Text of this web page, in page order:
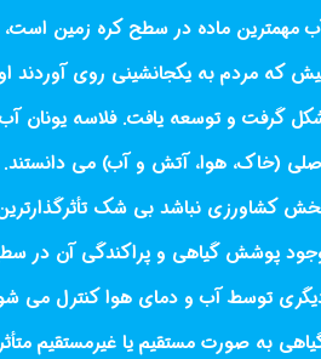
که مردم به یکجانشینی روی آوردند
گرفت و توسعه یافت. فلاسه یونان آب
(خاک، هوا، آتش و آب) می دانستند.
کشاورزی نباشد بی شک
پوشش گیاهی و پراکندگی آن در
توسط آب و دمای هوا کنترل می شود.
به صورت مستقیم یا غیرمستقیم